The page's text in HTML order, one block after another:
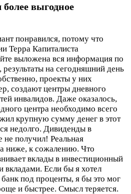
выгодное
понравился, потому что
Терра Капиталиста
выложена вся информация по
на сегодняшний день
проекты у них
создают центры дневного
инвалидов. Даже оказалось,
центра необходимо всего
крупную сумму денег в этот
недолго. Дивиденды в
получил! Реальная
ниже, к сожалению. Что
вклады в инвестиционный
вкладами. Если бы я хотел
под проценты, я бы это мог
и быстрее. Смысл теряется.